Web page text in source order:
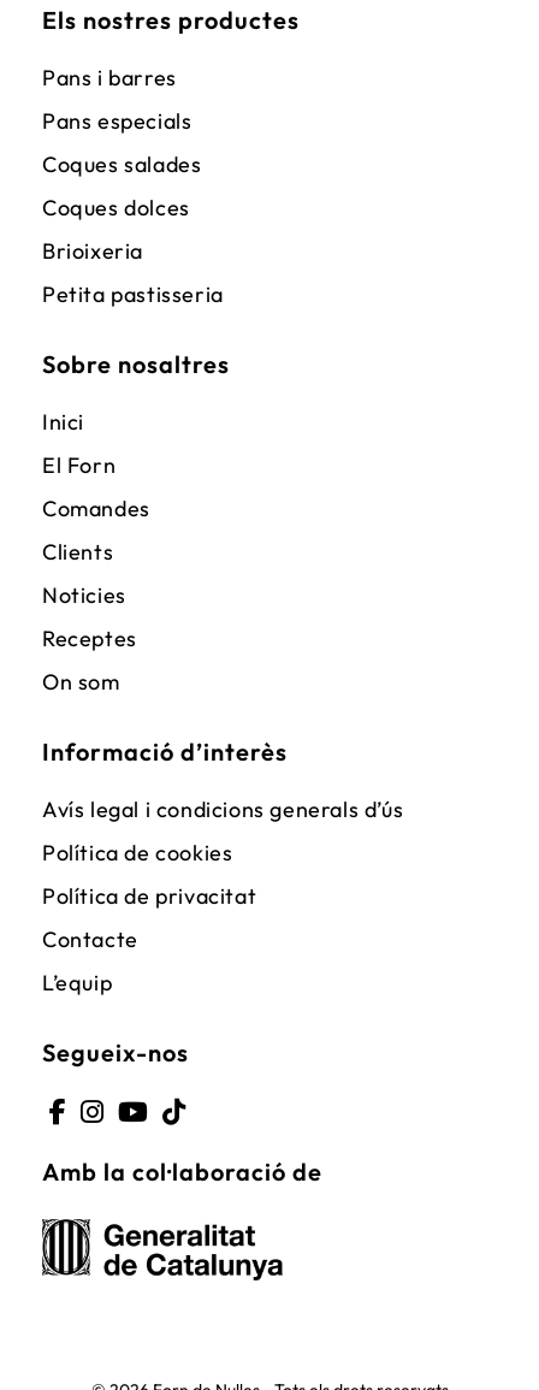
Els nostres productes
Pans i barres
Pans especials
Coques salades
Coques dolces
Brioixeria
Petita pastisseria
Sobre nosaltres
Inici
El Forn
Comandes
Clients
Noticies
Receptes
On som
Informació d’interès
Avís legal i condicions generals d’ús
Política de cookies
Política de privacitat
Contacte
L’equip
Segueix-nos
in
new
tab
in
new
tab
in
new
tab
in
new
tab
Amb la col·laboració de